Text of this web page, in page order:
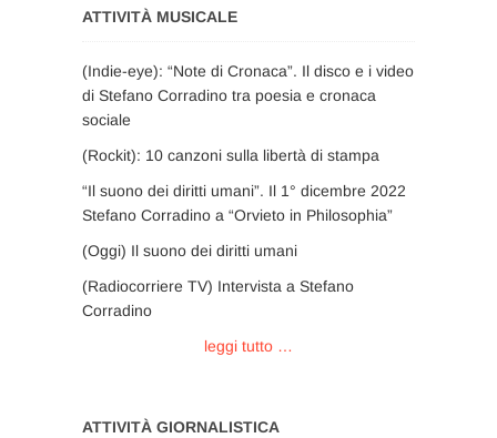
ATTIVITÀ MUSICALE
(Indie-eye): “Note di Cronaca”. Il disco e i video
di Stefano Corradino tra poesia e cronaca
sociale
(Rockit): 10 canzoni sulla libertà di stampa
“Il suono dei diritti umani”. Il 1° dicembre 2022
Stefano Corradino a “Orvieto in Philosophia”
(Oggi) Il suono dei diritti umani
(Radiocorriere TV) Intervista a Stefano
Corradino
leggi tutto …
ATTIVITÀ GIORNALISTICA